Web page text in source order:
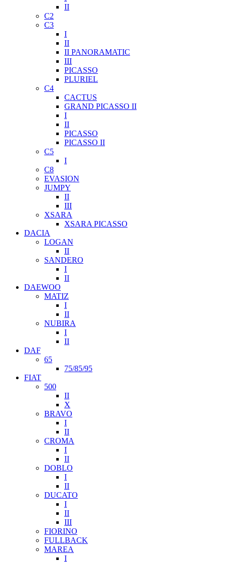
II
C2
C3
I
II
II PANORAMATIC
III
PICASSO
PLURIEL
C4
CACTUS
GRAND PICASSO II
I
II
PICASSO
PICASSO II
C5
I
C8
EVASION
JUMPY
II
III
XSARA
XSARA PICASSO
DACIA
LOGAN
II
SANDERO
I
II
DAEWOO
MATIZ
I
II
NUBIRA
I
II
DAF
65
75/85/95
FIAT
500
II
X
BRAVO
I
II
CROMA
I
II
DOBLO
I
II
DUCATO
I
II
III
FIORINO
FULLBACK
MAREA
I